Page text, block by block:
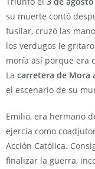
su muerte contó
fusilar, cruzó las
los verdugos le
moría así porque era
La carretera de Mora
el escenario de su
Emilio, era hermano
ejercía como
Acción Católica.
finalizar la guerra,